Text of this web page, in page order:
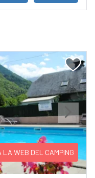
Next
LA WEB DEL CAMPING